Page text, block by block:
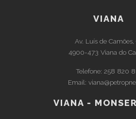
VIANA
Av. Luís de Camões,
4900-473 Viana do
Telefone: 258 820
Email:
VIANA -